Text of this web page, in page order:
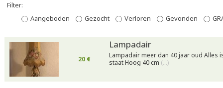
Filter:
Aangeboden
Gezocht Verloren Gevonden
20 €
Lampadair
Lampadair meer dan 40 jaar oud Alles
staat Hoog 40 cm (…)